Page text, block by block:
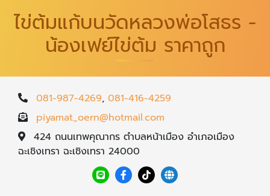
ไข่ต้มแก้บนวัดหลวงพ่อโสธร -
น้องเฟย์ไข่ต้ม ราคาถูก
081-987-4269, 081-416-4259
piyamat_oern@hotmail.com
424 ถนนเทพคุณากร ตำบลหน้าเมือง อำเภอเมือง
ฉะเชิงเทรา ฉะเชิงเทรา 24000